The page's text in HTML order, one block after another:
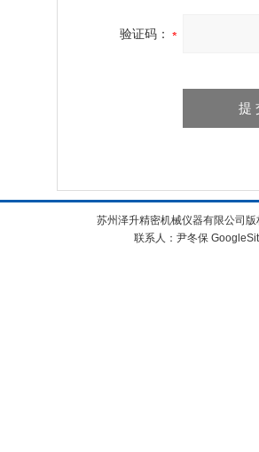
验证码：
苏州泽升精密机械仪器有限公司
联系人：尹冬保